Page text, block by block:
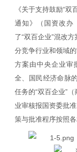
《关于支持鼓励“双
通知》（国资改办
了“双百企业”混改
分竞争行业和领域
方案由中央企业审
全、国民经济命脉
任务的“双百企业”
业审核报国资委批
策与批准程序按照